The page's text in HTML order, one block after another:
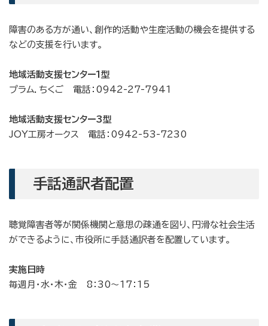
障害のある方が通い、創作的活動や生産活動の機会を提供する
などの支援を行います。
地域活動支援センター1型
プラム．ちくご 電話：0942-27-7941
地域活動支援センター3型
JOY工房オークス 電話：0942-53-7230
手話通訳者配置
聴覚障害者等が関係機関と意思の疎通を図り、円滑な社会生活
ができるように、市役所に手話通訳者を配置しています。
実施日時
毎週月・水・木・金 8：30～17：15